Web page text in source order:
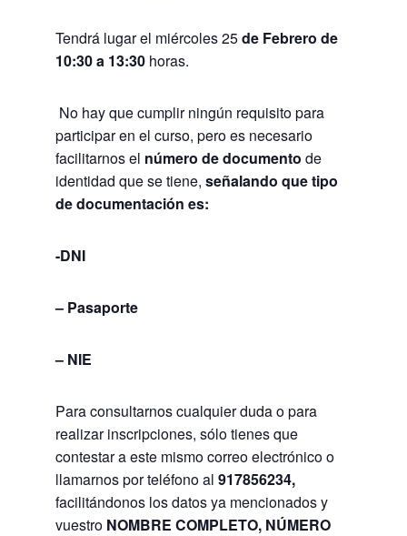
Tendrá lugar el miércoles 25de Febrero de
10:30 a 13:30 horas.
No hay que cumplir ningún requisito para
participar en el curso, pero es necesario
facilitarnos el número de documento de
identidad que se tiene, señalando que tipo
de documentación es:
-DNI
– Pasaporte
– NIE
Para consultarnos cualquier duda o para
realizar inscripciones, sólo tienes que
contestar a este mismo correo electrónico o
llamarnos por teléfono al 917856234,
facilitándonos los datos ya mencionados y
vuestro NOMBRE COMPLETO, NÚMERO